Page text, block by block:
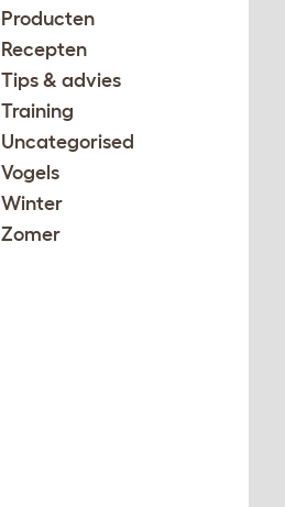
Producten
Recepten
Tips & advies
Training
Uncategorised
Vogels
Winter
Zomer